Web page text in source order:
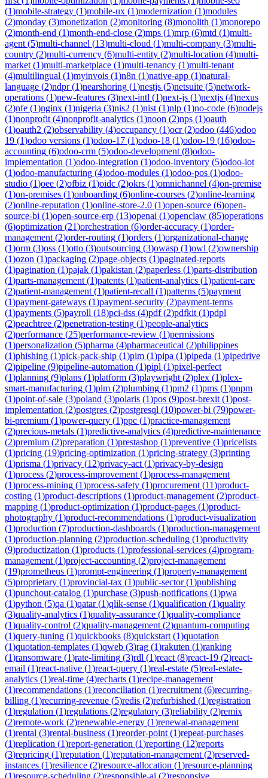
(1)mobile-strategy (1)mobile-ux (1)modernization (1)modules
(2)monday (3)monetization (2)monitoring (8)monolith (1)monorepo
(2)month-end (1)month-end-close (2)mps (1)mrp (6)mtd (1)multi-
agent (5)multi-channel (13)multi-cloud (1)multi-company (3)multi-
country (2)multi-currency (6)multi-entity (2)multi-location (4)multi-
market (1)multi-marketplace (1)multi-tenancy (1)multi-tenant
(4)multilingual (1)myinvois (1)n8n (1)native-app (1)natural-
language (2)ndpr(1)nearshoring (1)nestjs (5)netsuite (5)network-
operations (1)new-features (3)next-intl (1)next-js (1)nextjs (4)nexus
(2)nfe (1)nginx (1)nigeria (3)nis2 (1)nist (1)nlp (1)no-code (6)nodejs
(1)nonprofit (4)nonprofit-analytics (1)noon (2)nps (1)oauth
(1)oauth2 (2)observability (4)occupancy (1)ocr(2)odoo (446)odoo
19 (1)odoo versions (1)odoo-17 (1)odoo-18 (1)odoo-19 (16)odoo-
accounting (6)odoo-crm (5)odoo-development (8)odoo-
implementation (1)odoo-integration (1)odoo-inventory (5)odoo-iot
(1)odoo-manufacturing (4)odoo-modules (1)odoo-pos (1)odoo-
studio (1)oee (2)ofbiz (1)oidc (2)okrs (1)omnichannel (4)on-premise
(1)on-premises (1)onboarding (6)online-courses (2)online-learning
(2)online-reputation (1)online-store-2.0 (1)open-source (6)open-
source-bi (1)open-source-erp (13)openai (1)openclaw (85)operations
(6)optimization (21)orchestration (6)order-accuracy (1)order-
management (2)order-routing (1)orders (1)organizational-change
(1)orm (3)oss (1)otto (3)outsourcing (3)owasp (1)owl (2)ownership
(1)ozon (1)packaging (2)page-objects (1)paginated-reports
(1)pagination (1)pajak (1)pakistan (2)paperless (1)parts-distribution
(1)parts-management (1)patents (1)patient-analytics (1)patient-care
(2)patient-management (1)patient-recall (1)patterns (5)payment
(1)payment-gateways (1)payment-security (2)payment-terms
(1)payments (5)payroll (18)pci-dss (4)pdf(2)pdfkit (1)pdpl
(2)peachtree (2)penetration-testing (1)people-analytics
(2)performance (25)performance-review (1)permissions
(1)personalization (5)pharma (4)pharmaceutical (2)philippines
(1)phishing (1)pick-pack-ship (1)pim (1)pipa (1)pipeda (1)pipedrive
(2)pipeline (9)pipeline-automation (1)pipl (1)pixel-perfect
(1)planning (9)plans (1)platform (3)playwright (2)plex (1)plex-
smart-manufacturing (1)plm (2)plumbing (1)pm2 (1)pms (1)pnpm
(1)point-of-sale (3)poland (3)polaris (1)pos (9)post-brexit (1)post-
implementation (2)postgres (2)postgresql (10)power-bi (79)power-
bi-premium (1)power-query (1)ppc (1)practice-management
(2)precious-metals (1)predictive-analytics (4)predictive-maintenance
(2)premium (2)preparation (1)prestashop (1)preventive (1)pricelists
(1)pricing (19)pricing-optimization (1)pricing-strategy (3)printing
(1)prisma (1)privacy (12)privacy-act (1)privacy-by-design
(1)process (2)process-improvement (1)process-management
(1)process-mining (1)process-safety (1)procurement (11)product-
costing (1)product-descriptions (1)product-management (2)product-
mapping (1)product-optimization (1)product-pages (1)product-
photography (1)product-recommendations (1)product-visualization
(1)production (7)production-dashboards (1)production-management
(1)production-planning (2)production-scheduling (1)productivity
(9)productization (1)products (1)professional-services (4)program-
management (1)project-accounting (2)project-management
(19)prometheus (1)prompt-engineering (1)property-management
(5)proprietary (1)provincial-tax (1)public-sector(1)publishing
(1)punchout-catalog (1)purchase (3)push-notifications (1)pwa
(1)python (5)qa (1)qatar(1)qlik-sense (1)qualification (1)quality
(3)quality-analytics (1)quality-assurance (1)quality-compliance
(1)quality-control (2)quality-management (2)quantum-computing
(1)query-tuning (1)quickbooks (8)quickstart (1)quotation
(1)quotation-templates (1)qweb (3)rag (1)rakuten (1)ranking
(1)ransomware (1)rate-limiting (3)rdl (1)react (8)react-19 (2)react-
email (1)react-native (1)react-query (1)real-estate (5)real-estate-
analytics (1)real-time (4)recharts (1)recipe-management
(1)recommendations (1)reconciliation (1)recruitment (6)recurring-
billing (1)recurring-revenue (5)redis (2)refurbished (1)registration
(1)regulation (1)regulations (2)regulatory (3)reliability (2)remix
(2)remote-work (2)renewable-energy (1)renewal-management
(1)rental (3)rental-business (1)reorder-point (1)repeat-purchases
(1)replication (1)report-generation (1)reporting (12)reports
(3)repricing (1)reputation (1)reputation-management (2)reserved-
instances (1)resilience (2)resource-allocation (1)resource-planning
(1)resource-scheduling (2)responsible-ai (2)responsive